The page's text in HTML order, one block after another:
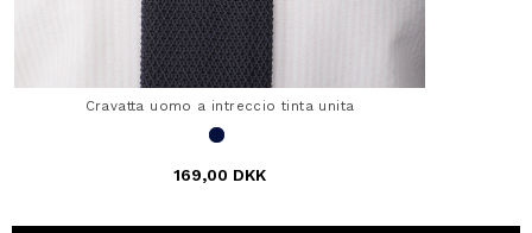
Cravatta uomo a intreccio tinta unita
169,00 DKK